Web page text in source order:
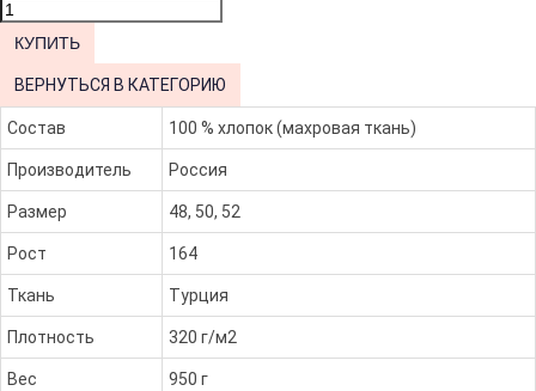
ВЕРНУТЬСЯ В КАТЕГОРИЮ
Состав 100 % хлопок (махровая ткань)
Производитель Россия
Размер 48, 50, 52
Рост 164
Ткань Турция
Плотность 320 г/м2
Вес 950 г